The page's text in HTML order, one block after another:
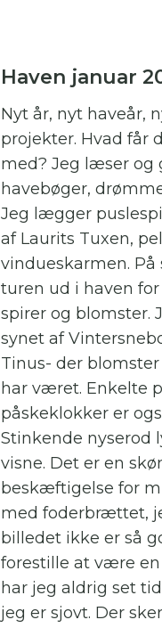
Haven januar
Nyt år, nyt haveår,
projekter. Hvad får
med? Jeg læser og
havebøger,
Jeg lægger
af Laurits Tuxen,
vindueskarmen. På
turen ud i haven
spirer og blomster.
synet af
Tinus- der
har været. Enkelte
påskeklokker er
Stinkende nyserod
visne. Det er en
beskæftigelse for
med foderbrættet,
billedet ikke er så
forestille at være
har jeg aldrig set
jeg er sjovt. Der